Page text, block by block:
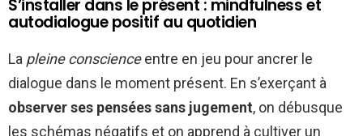
S’installer dans le présent : mindfulness et
autodialogue positif au quotidien
La pleine conscienceentre en jeu pour ancrer le
dialogue dans le moment présent. En s’exerçant à
observer ses pensées sans jugement, on débusque
les schémas négatifs et on apprend à cultiver un